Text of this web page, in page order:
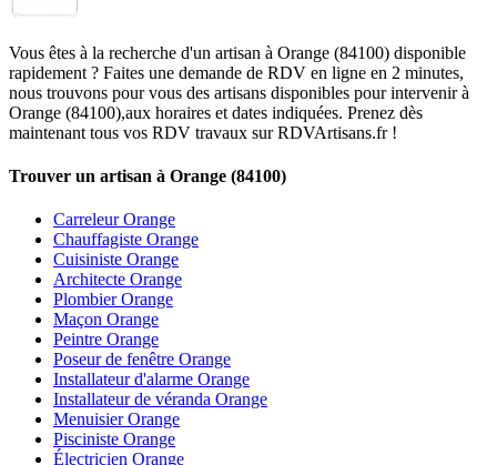
Vous êtes à la recherche d'un artisan à Orange (84100) disponible
rapidement ? Faites une demande de RDV en ligne en 2 minutes,
nous trouvons pour vous des artisans disponibles pour intervenir à
Orange (84100),aux horaires et dates indiquées. Prenez dès
maintenant tous vos RDV travaux sur RDVArtisans.fr !
Trouver un artisan à Orange (84100)
Carreleur Orange
Chauffagiste Orange
Cuisiniste Orange
Architecte Orange
Plombier Orange
Maçon Orange
Peintre Orange
Poseur de fenêtre Orange
Installateur d'alarme Orange
Installateur de véranda Orange
Menuisier Orange
Pisciniste Orange
Électricien Orange